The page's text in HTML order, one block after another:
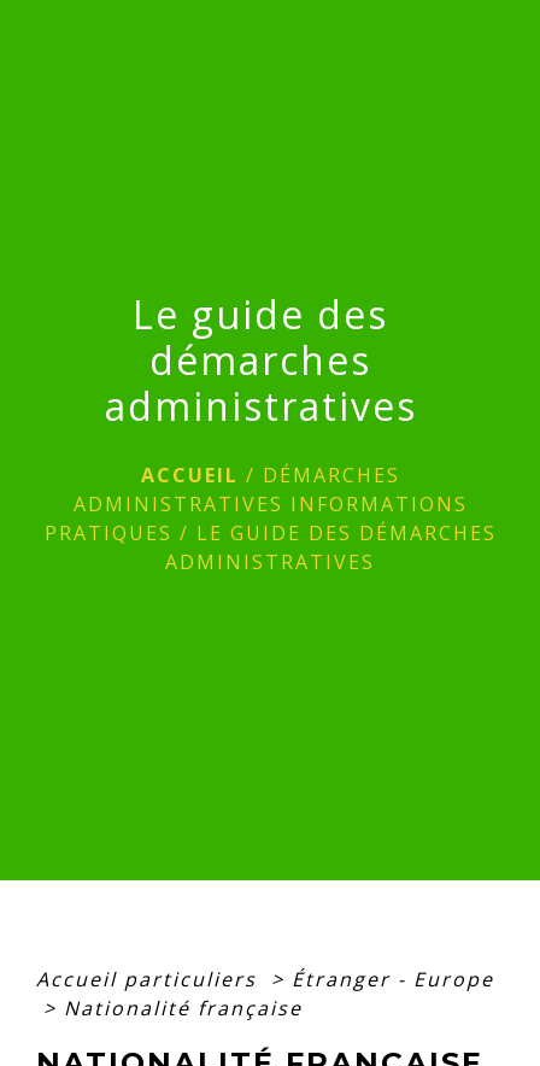
Le guide des
démarches
administratives
ACCUEIL / DÉMARCHES
ADMINISTRATIVES INFORMATIONS
PRATIQUES / LE GUIDE DES DÉMARCHES
ADMINISTRATIVES
Accueil particuliers > Étranger - Europe
> Nationalité française